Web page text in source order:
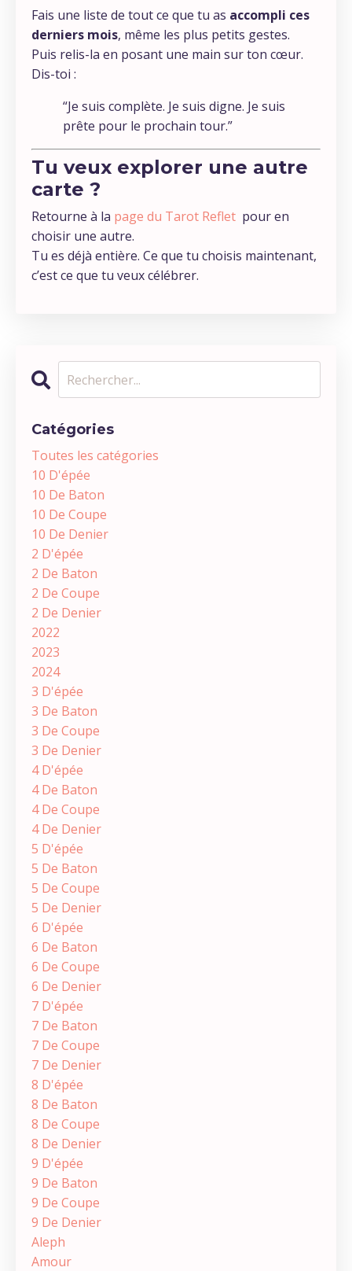
Fais une liste de tout ce que tu as accompli ces
derniers mois, même les plus petits gestes.
Puis relis-la en posant une main sur ton cœur.
Dis-toi :
“Je suis complète. Je suis digne. Je suis
prête pour le prochain tour.”
Tu veux explorer une autre
carte ?
Retourne à la page du Tarot Reflet pour en
choisir une autre.
Tu es déjà entière. Ce que tu choisis maintenant,
c’est ce que tu veux célébrer.
Catégories
Toutes les catégories
10 D'épée
10 De Baton
10 De Coupe
10 De Denier
2 D'épée
2 De Baton
2 De Coupe
2 De Denier
2022
2023
2024
3 D'épée
3 De Baton
3 De Coupe
3 De Denier
4 D'épée
4 De Baton
4 De Coupe
4 De Denier
5 D'épée
5 De Baton
5 De Coupe
5 De Denier
6 D'épée
6 De Baton
6 De Coupe
6 De Denier
7 D'épée
7 De Baton
7 De Coupe
7 De Denier
8 D'épée
8 De Baton
8 De Coupe
8 De Denier
9 D'épée
9 De Baton
9 De Coupe
9 De Denier
Aleph
Amour